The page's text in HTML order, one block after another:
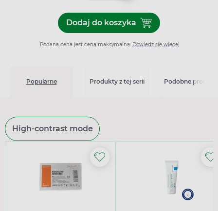
Dodaj do koszykaDodaj do koszyka Allevyn
Podana cena jest ceną maksymalną. Dowiedz się więcej
Popularne Produkty z tej serii Podobne
High-contrast mode